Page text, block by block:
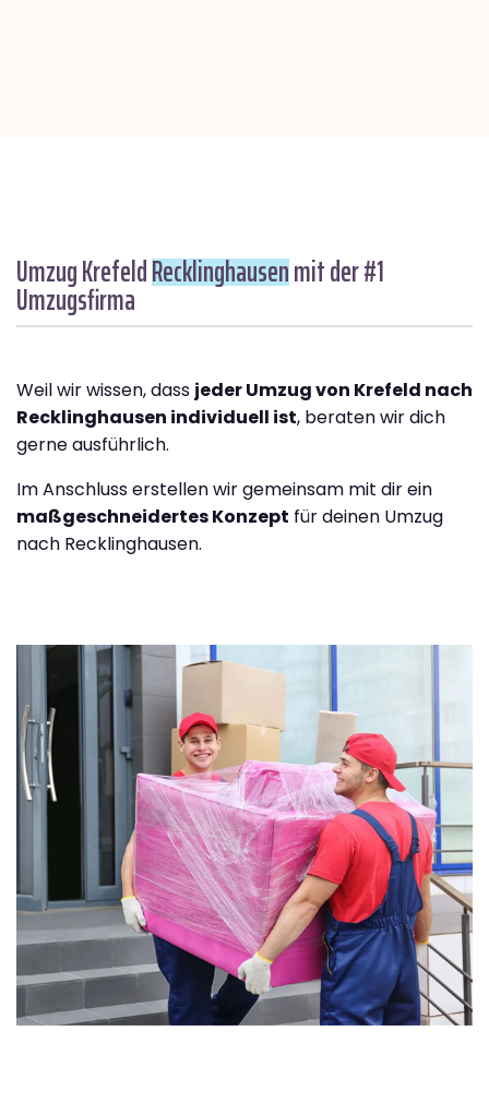
Umzug KrefeldRecklinghausenmit der #1
Umzugsfirma
Weil wir wissen, dass jeder Umzug von Krefeld nach
Recklinghausen individuell ist, beraten wir dich
gerne ausführlich.
Im Anschluss erstellen wir gemeinsam mit dir ein
maßgeschneidertes Konzept für deinen Umzug
nach Recklinghausen.